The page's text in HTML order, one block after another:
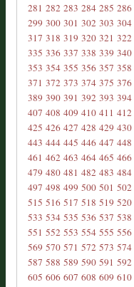
281 282 283 284 285 286
299 300 301 302 303 304
317 318 319 320 321 322
335 336 337 338 339 340
353 354 355 356 357 358
371 372 373 374 375 376
389 390 391 392 393 394
407 408 409 410 411 412
425 426 427 428 429 430
443 444 445 446 447 448
461 462 463 464 465 466
479 480 481 482 483 484
497 498 499 500 501 502
515 516 517 518 519 520
533 534 535 536 537 538
551 552 553 554 555 556
569 570 571 572 573 574
587 588 589 590 591 592
605 606 607 608 609 610